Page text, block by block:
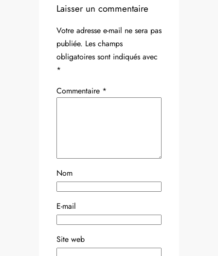
Laisser un commentaire
Votre adresse e-mail ne sera pas
publiée. Les champs
obligatoires sont indiqués avec
*
Commentaire *
Nom
E-mail
Site web